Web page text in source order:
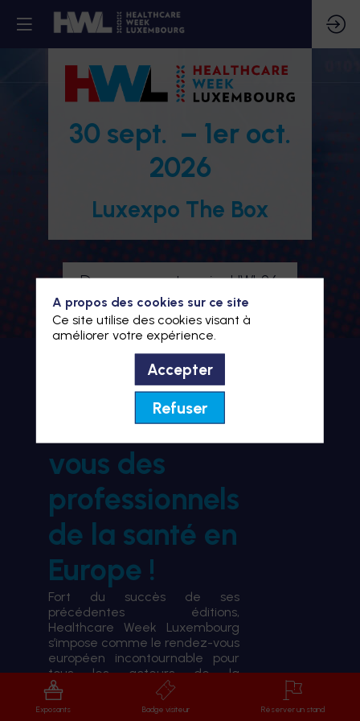
30 sept. – 1er oct.
2026
Luxexpo The Box
Devenez partenaire HWL26
Je m'inscris à HWL26
BIENVENUE À HWL26
le rendez-
vous des
professionnels
de la santé en
Europe !
Fort du succès de ses
précédentes éditions,
Healthcare Week Luxembourg
s’impose comme le rendez-vous
européen incontournable pour
tous les acteurs de la
transformation du système de
santé.
Exposants Badge visiteur Réserver un stand
A propos des cookies sur ce site
Ce site utilise des cookies visant à
améliorer votre expérience.
Accepter
Refuser